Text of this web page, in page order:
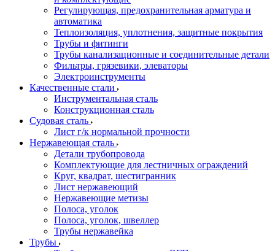
Регулирующая, предохранительная арматура и
автоматика
Теплоизоляция, уплотнения, защитные покрытия
Трубы и фитинги
Трубы канализационные и соединительные детали
Фильтры, грязевики, элеваторы
Электроинструменты
Качественные стали
Инструментальная сталь
Конструкционная сталь
Судовая сталь
Лист г/к нормальной прочности
Нержавеющая сталь
Детали трубопровода
Комплектующие для лестничных ограждений
Круг, квадрат, шестигранник
Лист нержавеющий
Нержавеющие метизы
Полоса, уголок
Полоса, уголок, швеллер
Трубы нержавейка
Трубы